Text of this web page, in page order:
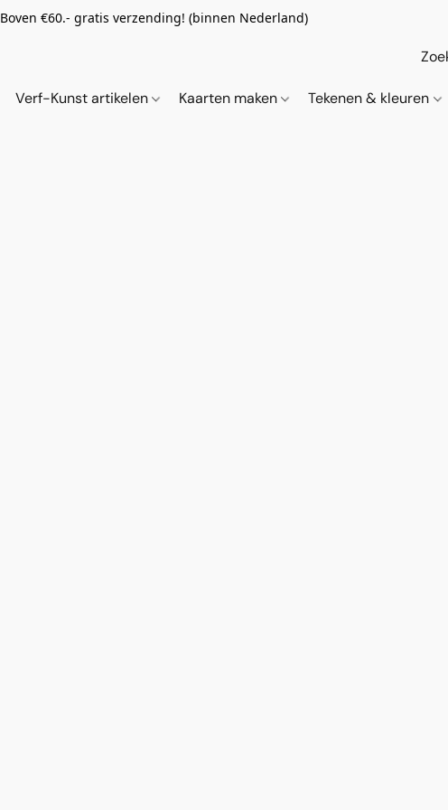
Boven €60.- gratis verzending! (binnen Nederland)
Verf-Kunst artikelen Kaarten maken Tekenen & kleuren